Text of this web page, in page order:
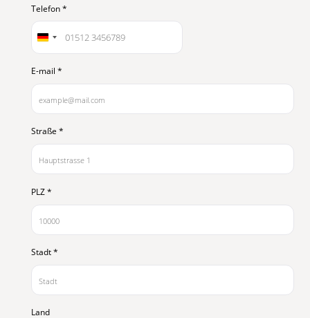
Telefon *
E-mail *
Straße *
PLZ *
Stadt *
Land